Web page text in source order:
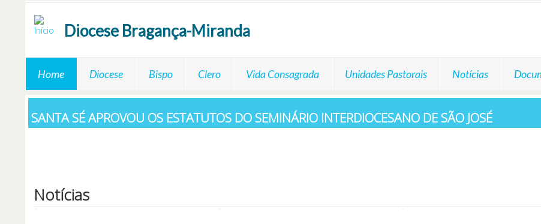
Diocese Bragança-Miranda
Home Diocese Bispo Clero Vida Consagrada Unidades Pastorais Notícias
SANTA SÉ APROVOU OS ESTATUTOS DO SEMINÁRIO INTERDIOCESANO DE SÃO JOSÉ
Notícias